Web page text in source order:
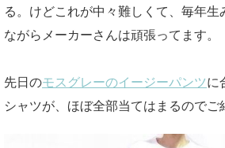
る。けどこれが中々難しくて、毎年生
ながらメーカーさんは頑張ってます。
先日のモスグレーのイージーパンツに
シャツが、ほぼ全部当てはまるのでご